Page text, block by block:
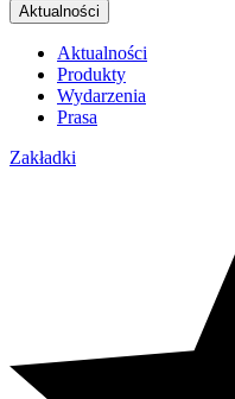
Aktualności
Aktualności
Produkty
Wydarzenia
Prasa
Zakładki